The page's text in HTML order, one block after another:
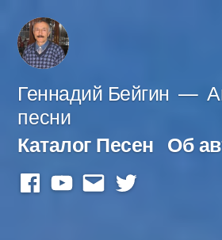
Перейти
содержимому
Геннадий Бейгин
песни
Каталог Песен Об
facebook
youtube
mail twitter